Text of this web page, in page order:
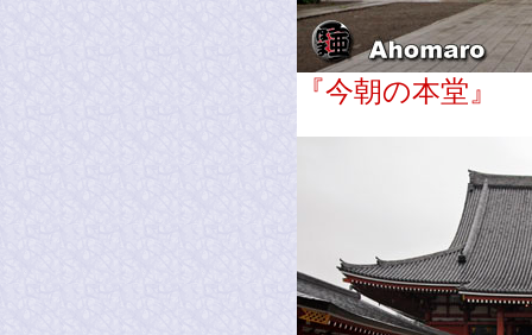
『今朝の本堂』